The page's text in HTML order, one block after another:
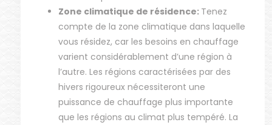
Zone climatique de résidence: Tenez
compte de la zone climatique dans laquelle
vous résidez, car les besoins en chauffage
varient considérablement d’une région à
l’autre. Les régions caractérisées par des
hivers rigoureux nécessiteront une
puissance de chauffage plus importante
que les régions au climat plus tempéré. La